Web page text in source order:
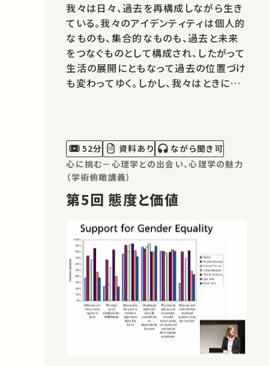
我々は日々、過去を再構成しながら生き
ている。我々のアイデンティティは個人的
なものも、集合的なものも、過去と未来
をつなぐものとして構成され、したがって
生活の展開にともなって過去の位置づけ
も変わってゆく。しかし、我々はときに遠
あった。この講義では、この東アジアの歴
史認識論争について具体的な事実…
52分 資料あり
ながら聞き可
心に挑む－心理学との出会い、心理学の魅力
（学術俯瞰講義）
第5回 態度と価値